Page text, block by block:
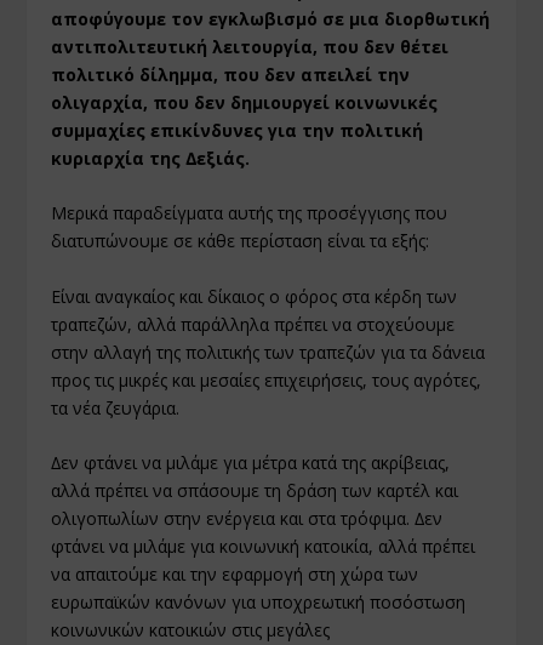
αποφύγουµε τον εγκλωβισµό σε µια διορθωτική
αντιπολιτευτική λειτουργία, που δεν θέτει
πολιτικό δίληµµα, που δεν απειλεί την
ολιγαρχία, που δεν δηµιουργεί κοινωνικές
συµµαχίες επικίνδυνες για την πολιτική
κυριαρχία της ∆εξιάς.
Μερικά παραδείγµατα αυτής της προσέγγισης που
διατυπώνουµε σε κάθε περίσταση είναι τα εξής:
Είναι αναγκαίος και δίκαιος ο φόρος στα κέρδη των
τραπεζών, αλλά παράλληλα πρέπει να στοχεύουµε
στην αλλαγή της πολιτικής των τραπεζών για τα δάνεια
προς τις µικρές και µεσαίες επιχειρήσεις, τους αγρότες,
τα νέα ζευγάρια.
∆εν φτάνει να µιλάµε για µέτρα κατά της ακρίβειας,
αλλά πρέπει να σπάσουµε τη δράση των καρτέλ και
ολιγοπωλίων στην ενέργεια και στα τρόφιµα. ∆εν
φτάνει να µιλάµε για κοινωνική κατοικία, αλλά πρέπει
να απαιτούµε και την εφαρµογή στη χώρα των
ευρωπαϊκών κανόνων για υποχρεωτική ποσόστωση
κοινωνικών κατοικιών στις µεγάλες